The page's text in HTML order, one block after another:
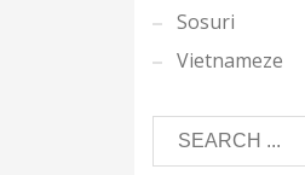
Sosuri
Vietnameze